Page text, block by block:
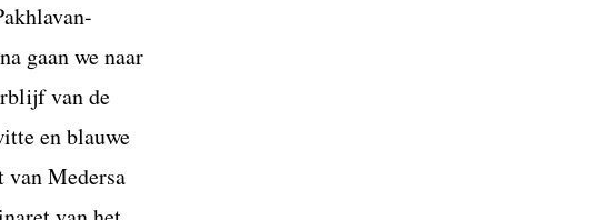
gaan we naar
van de
en blauwe
van Medersa